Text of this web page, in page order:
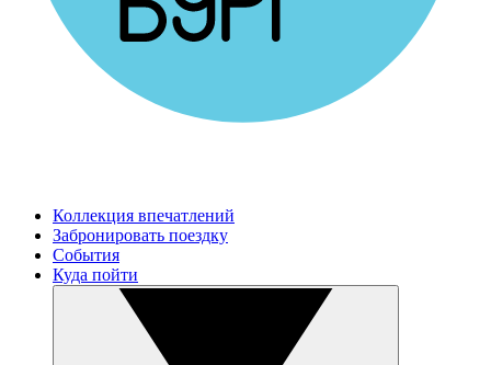
Коллекция впечатлений
Забронировать поездку
События
Куда пойти